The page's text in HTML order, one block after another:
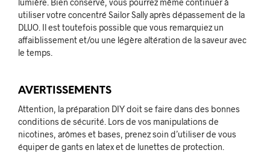
utiliser votre concentré Sailor Sally après dépassement de la
DLUO. Il est toutefois possible que vous remarquiez un
affaiblissement et/ou une légère altération de la saveur avec
le temps.
AVERTISSEMENTS
Attention, la préparation DIY doit se faire dans des bonnes
conditions de sécurité. Lors de vos manipulations de
nicotines, arômes et bases, prenez soin d’utiliser de vous
équiper de gants en latex et de lunettes de protection.